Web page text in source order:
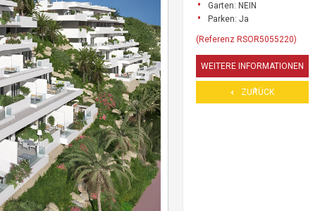
Garten: NEIN
Parken: Ja
(Referenz RSOR5055220)
WEITERE INFORMATIONEN
ZURÜCK